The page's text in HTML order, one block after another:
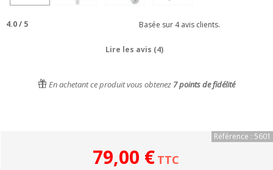
4.0/ 5 Basée sur 4avis clients.
Lire les avis (4)
En achetant ce produit vous obtenez 7points de fidélité
Référence : 5601
79,00 € TTC